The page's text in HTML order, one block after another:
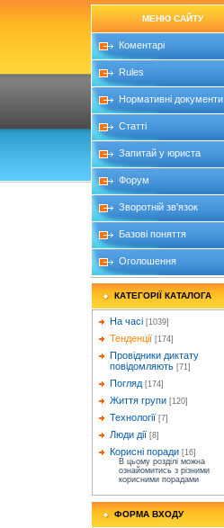
МЕНЮ САЙТУ
Коментарі
Rules
Нормативні документи
Статті
Запитай у юриста
Форум
Зворотній зв'язок
Базові поняття
Оголошення
КАТЕГОРІЇ КАТАЛОГА
На часі [1039]
Тенденції [174]
Провідники диктату
повідомляють [71]
Погляд [174]
Життя групи [120]
Технології [7]
Люди дії [8]
Корисні поради [16]
В цьому розділі можна
ознайомитись з різними
корисними порадами
ФОРМА ВХОДУ